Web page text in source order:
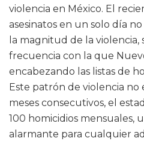
violencia en México. El
asesinatos en un solo día
la magnitud de la violencia,
frecuencia con la que
encabezando las listas de
Este patrón de violencia no
meses consecutivos, el
100 homicidios mensuales,
alarmante para cualquier